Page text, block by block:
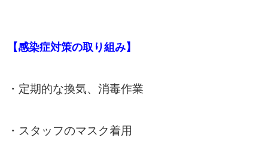
【感染症対策の取り組み】
・定期的な換気、消毒作業
・スタッフのマスク着用